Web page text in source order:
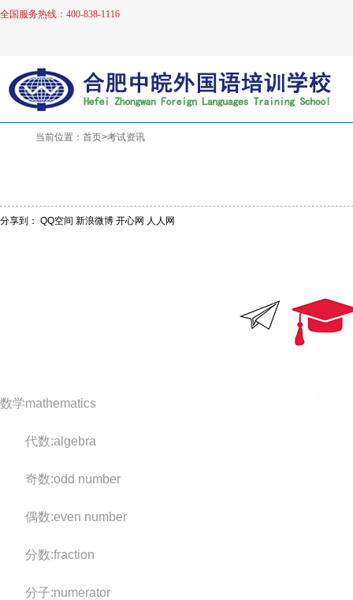
全国服务热线：400-838-1116
当前位置：首页>考试资讯
分享到： QQ空间 新浪微博 开心网 人人网
数学mathematics
代数:algebra
奇数:odd number
偶数:even number
分数:fraction
分子:numerator